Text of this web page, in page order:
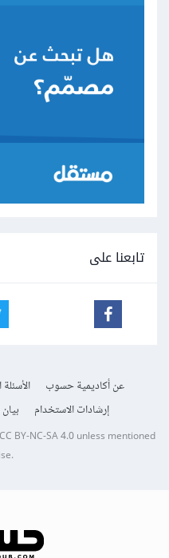
تابعنا على
عن أكاديمية حسوب الأسئلة
إرشادات الاستخدام
CC BY-NC-SA 4.0unless mentioned